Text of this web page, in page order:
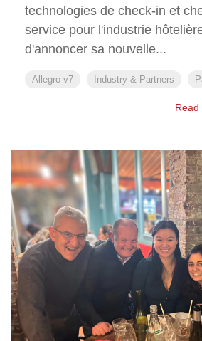
technologies de check-in et
service pour l'industrie
d'annoncer sa nouvelle...
Allegro v7 Industry & Partners
Read